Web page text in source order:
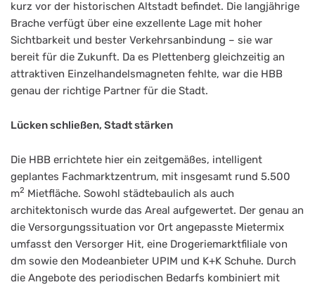
kurz vor der historischen Altstadt befindet. Die langjährige
Brache verfügt über eine exzellente Lage mit hoher
Sichtbarkeit und bester Verkehrsanbindung – sie war
bereit für die Zukunft. Da es Plettenberg gleichzeitig an
attraktiven Einzelhandelsmagneten fehlte, war die HBB
genau der richtige Partner für die Stadt.
Lücken schließen, Stadt stärken
Die HBB errichtete hier ein zeitgemäßes, intelligent
geplantes Fachmarktzentrum, mit insgesamt rund 5.500
m2 Mietfläche. Sowohl städtebaulich als auch
architektonisch wurde das Areal aufgewertet. Der genau an
die Versorgungssituation vor Ort angepasste Mietermix
umfasst den Versorger Hit, eine Drogeriemarktfiliale von
dm sowie den Modeanbieter UPIM und K+K Schuhe. Durch
die Angebote des periodischen Bedarfs kombiniert mit